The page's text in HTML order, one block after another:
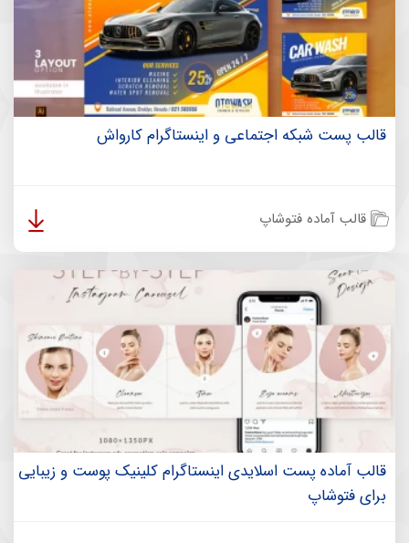
قالب پست شبکه اجتماعی و اینستاگرام کارواش
قالب آماده فتوشاپ
قالب آماده پست اسلایدی اینستاگرام کلینیک پوست و زیبایی
برای فتوشاپ